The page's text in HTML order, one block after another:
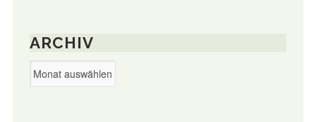
ARCHIV
Archiv